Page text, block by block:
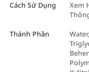
Cách Sử Dụng
Xem
Thành Phần